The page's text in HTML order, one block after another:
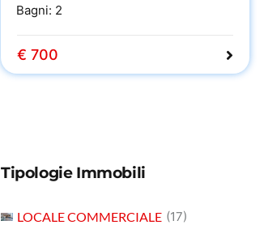
Bagni: 2
€ 700
Tipologie Immobili
LOCALE COMMERCIALE (17)